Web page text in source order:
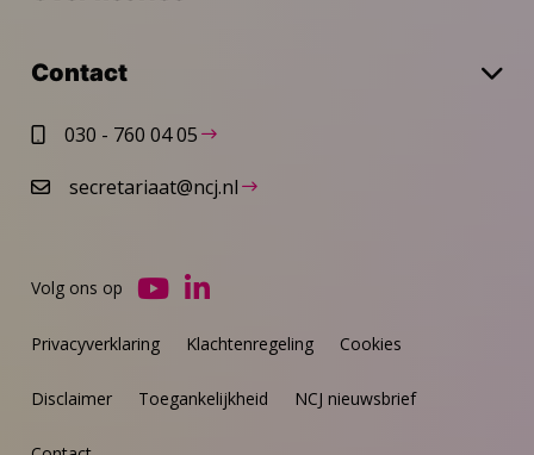
Contact
030 - 760 04 05
secretariaat@ncj.nl
Privacyverklaring Klachtenregeling Cookies
Disclaimer Toegankelijkheid NCJ nieuwsbrief
Volg ons op
Ga
YouTube
Ga
LinkedIn